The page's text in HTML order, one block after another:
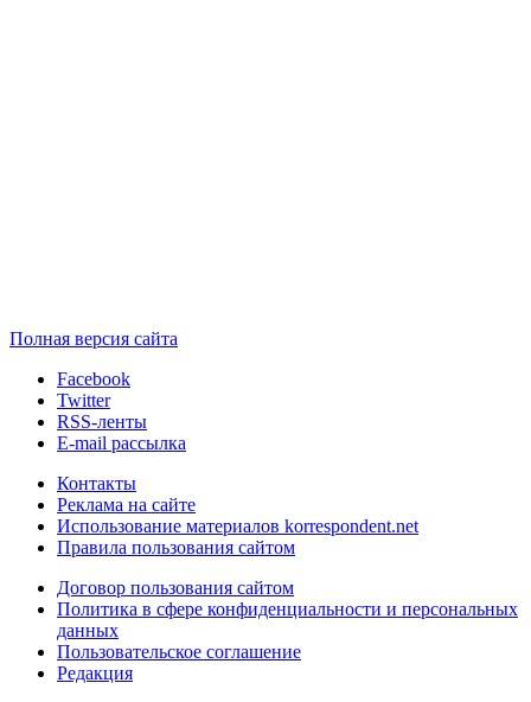
Полная версия сайта
Facebook
Twitter
RSS-ленты
E-mail рассылка
Контакты
Реклама на сайте
Использование материалов korrespondent.net
Правила пользования сайтом
Договор пользования сайтом
Политика в сфере конфиденциальности и персональных
данных
Пользовательское соглашение
Редакция